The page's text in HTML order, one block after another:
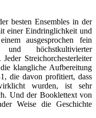
besten Ensembles in der
einer Eindringlichkeit und
ausgesprochen fein
und höchstkultivierter
Streichorchesterleiter
klangliche Aufbereitung
die davon profitiert, dass
wurden, ist sehr
Und der Booklettext von
Weise die Geschichte